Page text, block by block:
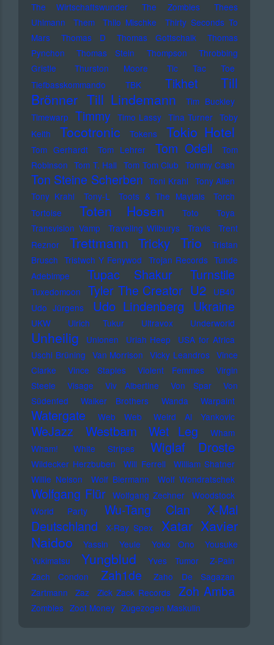
The Wirtschaftswunder
The Zombies
Thees
Uhlmann
Them Thilo Mischke
Thirty Seconds To
Mars
Thomas D Thomas Gottschalk
Thomas
Pynchon
Thomas Stein Thompson
Throbbing
Gristle
Thurston Moore
Tic Tac Toe
Tiefbasskommando TBK
Tikhet
Till
Brönner Till Lindemann
Tim Buckley
Timewarp Timmy Timo Lassy Tina Turner Toby
Keith
Tocotronic Tokens Tokio Hotel
Tom Gerhardt Tom Lehrer Tom Odell
Tom
Robinson Tom T. Hall Tom Tom Club Tommy Cash
Ton Steine Scherben Toni Krahl Tony Allen
Tony Krahl
Tony-L Toots & The Maytals
Torch
Tortoise
Toten Hosen Toto
Toya
Transvision Vamp
Traveling Wilburys Travis
Trent
Reznor
Trettmann Tricky Trio
Tristan
Brusch Tristwch Y Fenywod Trojan Records Tunde
Adebimpe
Tupac Shakur Turnstile
Tuxedomoon Tyler The Creator U2
UB40
Udo Jürgens
Udo Lindenberg Ukraine
UKW Ulrich Tukur Ultravox Underworld
Unheilig Unionen Uriah Heep
USA for Africa
Uschi Brüning Van Morrison Vicky Leandros Vince
Clarke
Vince Staples Violent Femmes
Virgin
Steele
Visage Viv Albertine Von Spar
Von
Südenfed
Walker Brothers Wanda Warpaint
Watergate Web Web Weird Al Yankovic
WeJazz Westbam Wet Leg
Wham
Wham!
White Stripes Wiglaf Droste
Wildecker Herzbuben Will Ferrell
William Shatner
Willie Nelson
Wolf Biermann Wolf Wondratschek
Wolfgang Flür Wolfgang Zechner
Woodstock
World Party
Wu-Tang Clan
X-Mal
Deutschland
X-Ray Spex Xatar Xavier
Naidoo
Yassin Yeule Yoko Ono
Yousuke
Yukimatsu
Yungblud Yves Tumor
Z-Pain
Zach Condon
Zah1de
Zaho De Sagazan
Zartmann
Zaz Zick Zack Records Zoh Amba
Zombies Zoot Money Zugezogen Maskulin